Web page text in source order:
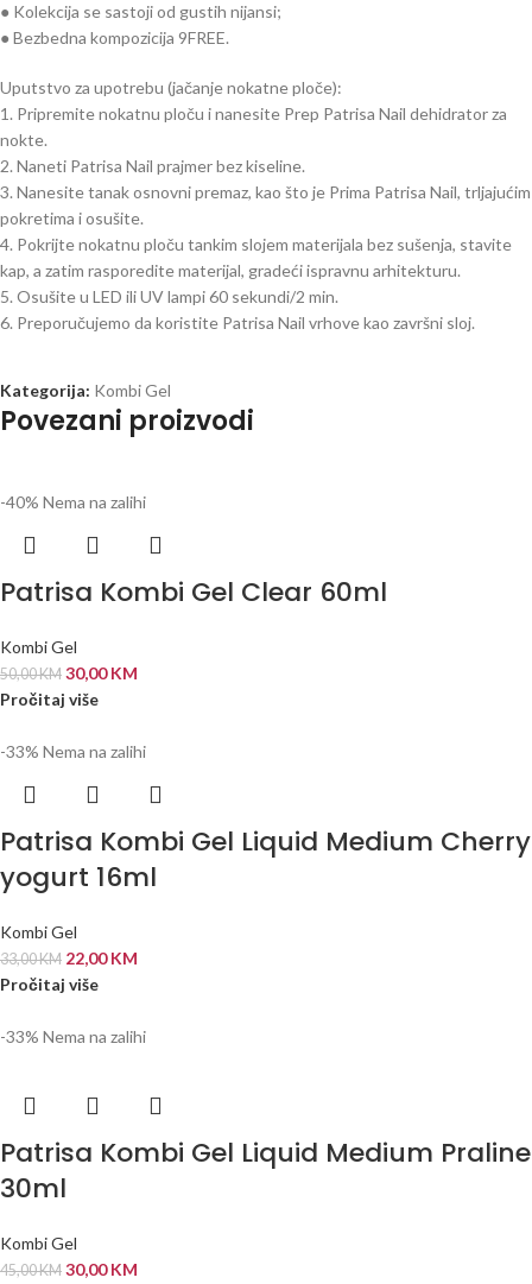
● Kolekcija se sastoji od gustih nijansi;
● Bezbedna kompozicija 9FREE.
Uputstvo za upotrebu (jačanje nokatne ploče):
1. Pripremite nokatnu ploču i nanesite Prep Patrisa Nail dehidrator za
nokte.
2. Naneti Patrisa Nail prajmer bez kiseline.
3. Nanesite tanak osnovni premaz, kao što je Prima Patrisa Nail, trljajućim
pokretima i osušite.
4. Pokrijte nokatnu ploču tankim slojem materijala bez sušenja, stavite
kap, a zatim rasporedite materijal, gradeći ispravnu arhitekturu.
5. Osušite u LED ili UV lampi 60 sekundi/2 min.
6. Preporučujemo da koristite Patrisa Nail vrhove kao završni sloj.
Kategorija: Kombi Gel
Povezani proizvodi
-40% Nema na zalihi
Patrisa Kombi Gel Clear 60ml
Kombi Gel
50,00KM 30,00KM
Pročitaj više
-33% Nema na zalihi
Patrisa Kombi Gel Liquid Medium Cherry
yogurt 16ml
Kombi Gel
33,00KM 22,00KM
Pročitaj više
-33% Nema na zalihi
Patrisa Kombi Gel Liquid Medium Praline
30ml
Kombi Gel
45,00KM 30,00KM